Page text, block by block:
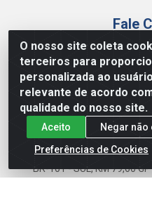
O nosso site coleta
terceiros para
personalizada ao
relevante de acordo
qualidade do nosso site.
Aceito
Negar não
Preferências de Cookies
Fale
(81)
(81)
Atacamax Importadora de
BR-101 - SUL, KM 79,60